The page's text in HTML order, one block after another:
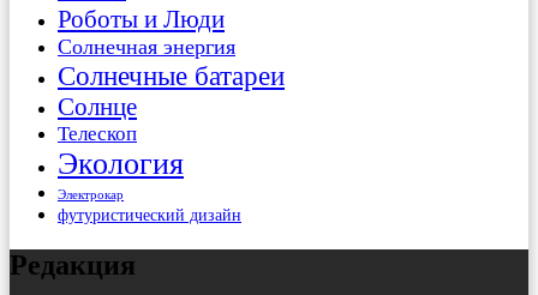
Роботы и Люди
Солнечная энергия
Солнечные батареи
Солнце
Телескоп
Экология
Электрокар
футуристический дизайн
Редакция